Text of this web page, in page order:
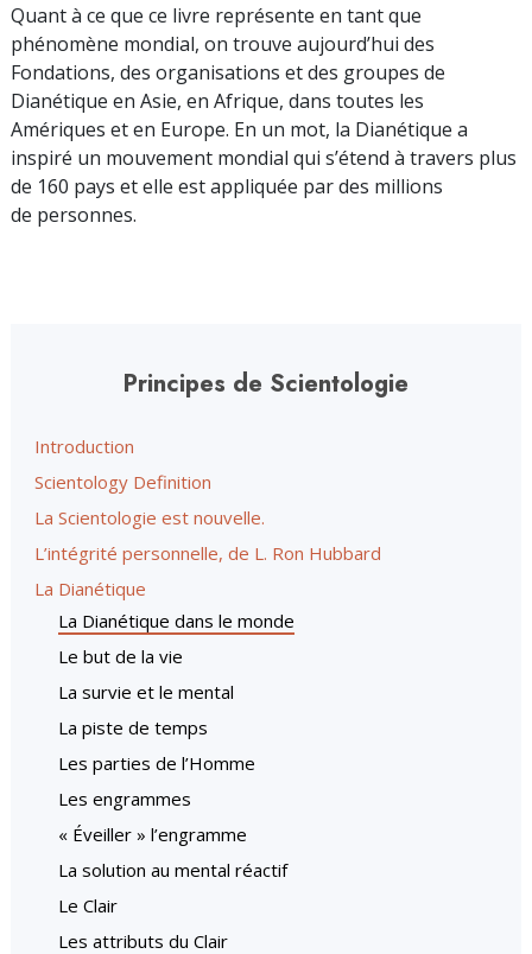
Quant à ce que ce livre représente en tant que
phénomène mondial, on trouve aujourd’hui des
Fondations, des organisations et des groupes de
Dianétique en Asie, en Afrique, dans toutes les
Amériques et en Europe. En un mot, la Dianétique a
inspiré un mouvement mondial qui s’étend à travers plus
de 160 pays et elle est appliquée par des millions
de personnes.
Principes de Scientologie
Introduction
Scientology Definition
La Scientologie est nouvelle.
L’intégrité personnelle, de L. Ron Hubbard
La Dianétique
La Dianétique dans le monde
Le but de la vie
La survie et le mental
La piste de temps
Les parties de l’Homme
Les engrammes
« Éveiller » l’engramme
La solution au mental réactif
Le Clair
Les attributs du Clair